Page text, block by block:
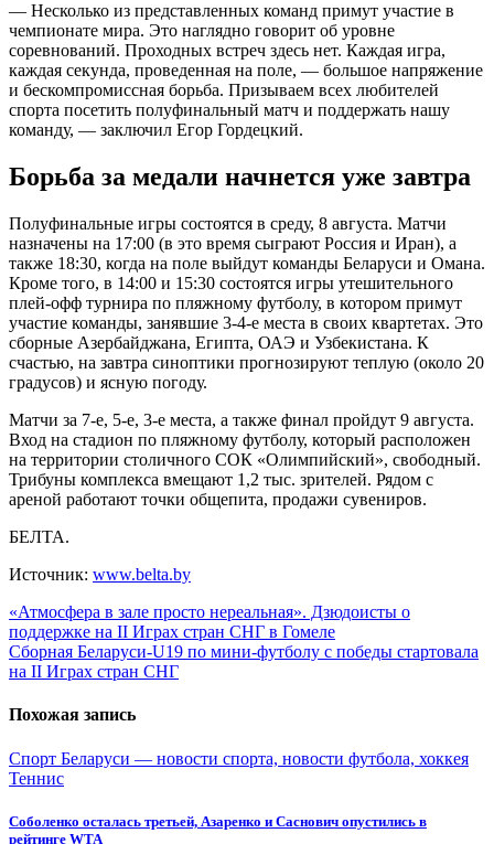
— Несколько из представленных команд примут участие в
чемпионате мира. Это наглядно говорит об уровне
соревнований. Проходных встреч здесь нет. Каждая игра,
каждая секунда, проведенная на поле, — большое напряжение
и бескомпромиссная борьба. Призываем всех любителей
спорта посетить полуфинальный матч и поддержать нашу
команду, — заключил Егор Гордецкий.
Борьба за медали начнется уже завтра
Полуфинальные игры состоятся в среду, 8 августа. Матчи
назначены на 17:00 (в это время сыграют Россия и Иран), а
также 18:30, когда на поле выйдут команды Беларуси и Омана.
Кроме того, в 14:00 и 15:30 состоятся игры утешительного
плей-офф турнира по пляжному футболу, в котором примут
участие команды, занявшие 3-4-е места в своих квартетах. Это
сборные Азербайджана, Египта, ОАЭ и Узбекистана. К
счастью, на завтра синоптики прогнозируют теплую (около 20
градусов) и ясную погоду.
Матчи за 7-е, 5-е, 3-е места, а также финал пройдут 9 августа.
Вход на стадион по пляжному футболу, который расположен
на территории столичного СОК «Олимпийский», свободный.
Трибуны комплекса вмещают 1,2 тыс. зрителей. Рядом с
ареной работают точки общепита, продажи сувениров.
БЕЛТА.
Источник: www.belta.by
Навигация
по
записям
«Атмосфера в зале просто нереальная». Дзюдоисты о
поддержке на II Играх стран СНГ в Гомеле
Сборная Беларуси-U19 по мини-футболу с победы стартовала
на II Играх стран СНГ
Похожая запись
Спорт Беларуси — новости спорта, новости футбола, хоккея
Теннис
Соболенко осталась третьей, Азаренко и Саснович опустились в
рейтинге WTA